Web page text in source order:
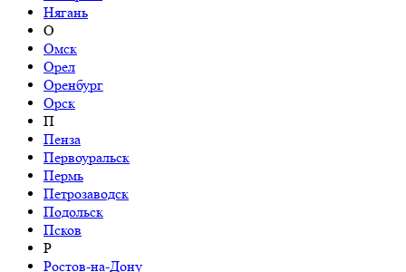
Нягань
О
Омск
Орел
Оренбург
Орск
П
Пенза
Первоуральск
Пермь
Петрозаводск
Подольск
Псков
Р
Ростов-на-Дону